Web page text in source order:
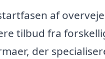
af
tilbud fra
der